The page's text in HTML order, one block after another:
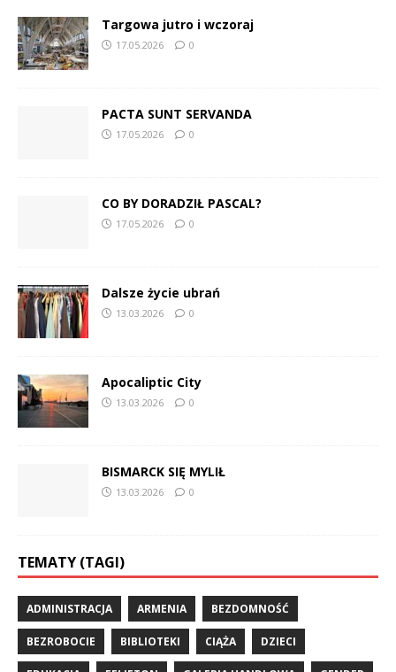
Targowa jutro i wczoraj
17.05.2026 0
PACTA SUNT SERVANDA
17.05.2026 0
CO BY DORADZIŁ PASCAL?
17.05.2026 0
Dalsze życie ubrań
13.03.2026 0
Apocaliptic City
13.03.2026 0
BISMARCK SIĘ MYLIŁ
13.03.2026 0
TEMATY (TAGI)
ADMINISTRACJA ARMENIA BEZDOMNOŚĆ
BEZROBOCIE BIBLIOTEKI CIĄŻA DZIECI